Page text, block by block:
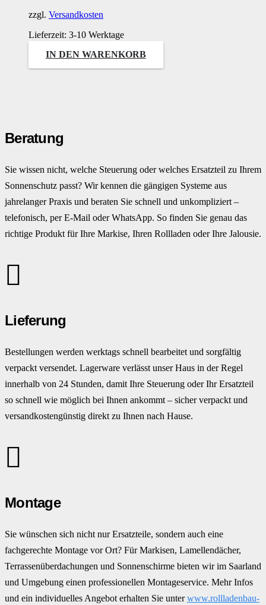
zzgl. Versandkosten
Lieferzeit: 3-10 Werktage
IN DEN WARENKORB
Beratung
Sie wissen nicht, welche Steuerung oder welches Ersatzteil zu Ihrem
Sonnenschutz passt? Wir kennen die gängigen Systeme aus
jahrelanger Praxis und beraten Sie schnell und unkompliziert –
telefonisch, per E-Mail oder WhatsApp. So finden Sie genau das
richtige Produkt für Ihre Markise, Ihren Rollladen oder Ihre Jalousie.
Lieferung
Bestellungen werden werktags schnell bearbeitet und sorgfältig
verpackt versendet. Lagerware verlässt unser Haus in der Regel
innerhalb von 24 Stunden, damit Ihre Steuerung oder Ihr Ersatzteil
so schnell wie möglich bei Ihnen ankommt – sicher verpackt und
versandkostengünstig direkt zu Ihnen nach Hause.
Montage
Sie wünschen sich nicht nur Ersatzteile, sondern auch eine
fachgerechte Montage vor Ort? Für Markisen, Lamellendächer,
Terrassenüberdachungen und Sonnenschirme bieten wir im Saarland
und Umgebung einen professionellen Montageservice. Mehr Infos
und ein individuelles Angebot erhalten Sie unterwww.rollladenbau-